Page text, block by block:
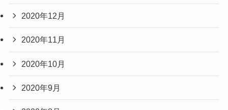
2020年12月
2020年11月
2020年10月
2020年9月